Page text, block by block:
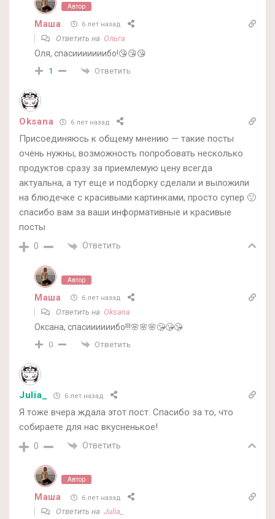
Автор
Маша 6 лет назад
Ответить на Ольга
Оля, спасииииииибо!😘😘😘
1 Ответить
Oksana 6 лет назад
Присоединяюсь к общему мнению — такие посты
очень нужны, возможность попробовать несколько
продуктов сразу за приемлемую цену всегда
актуальна, а тут еще и подборку сделали и выложили
на блюдечке с красивыми картинками, просто супер 🙂
спасибо вам за ваши информативные и красивые
посты
0 Ответить
Автор
Маша 6 лет назад
Ответить на Oksana
Оксана, спасиииииибо!!!🌸🌸🌸😘😘😘
0 Ответить
Julia_ 6 лет назад
Я тоже вчера ждала этот пост. Спасибо за то, что
собираете для нас вкусненькое!
0 Ответить
Автор
Маша 6 лет назад
Ответить на Julia_